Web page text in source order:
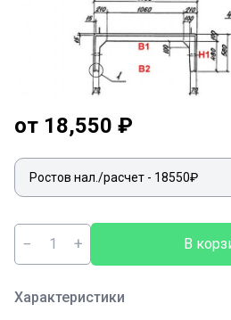
от 18,550 ₽
− + В
Характеристики